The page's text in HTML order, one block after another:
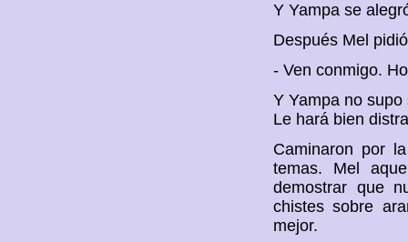
Y Yampa se
Después Mel
- Ven conmigo.
Y Yampa no
Le hará bien
Caminaron por
temas. Mel
demostrar que
chistes sobre
mejor.